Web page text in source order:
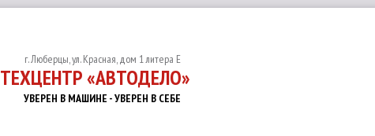
г. Люберцы, ул. Красная, дом 1 литера Е
ТЕХЦЕНТР «АВТОДЕЛО»
УВЕРЕН В МАШИНЕ - УВЕРЕН В СЕБЕ